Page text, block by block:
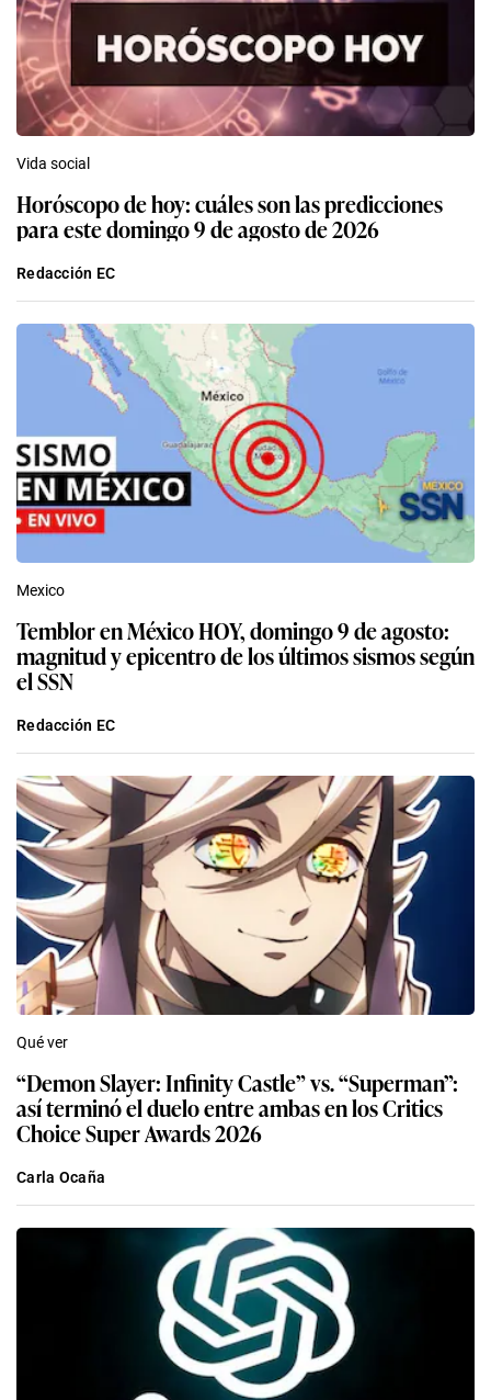
Vida social
Horóscopo de hoy: cuáles son las predicciones
para este domingo 9 de agosto de 2026
Redacción EC
Mexico
Temblor en México HOY, domingo 9 de agosto:
magnitud y epicentro de los últimos sismos según
el SSN
Redacción EC
Qué ver
“Demon Slayer: Infinity Castle” vs. “Superman”:
así terminó el duelo entre ambas en los Critics
Choice Super Awards 2026
Carla Ocaña